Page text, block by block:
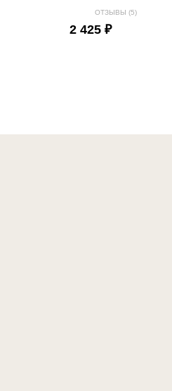
ОТЗЫВЫ (5)
2 425 ₽